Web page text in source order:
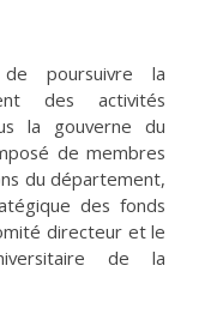
poursuivre la
des activités
la gouverne du
de membres
du département,
des fonds
directeur et le
de la